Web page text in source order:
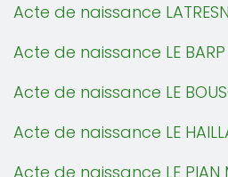
Acte de naissance
Acte de naissance LE BARP
Acte de naissance LE
Acte de naissance LE
Acte de naissance LE PIAN